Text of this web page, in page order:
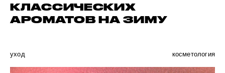
КЛАССИЧЕСКИХ
АРОМАТОВ НА ЗИМУ
уход косметология